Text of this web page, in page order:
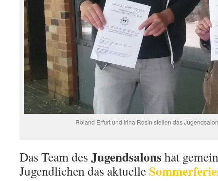
Roland Erfurt und Irina Rosin stellen das
Das Team des Jugendsalonshat
Jugendlichen das aktuelle